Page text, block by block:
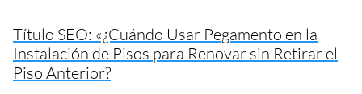
Título SEO: «¿Cuándo Usar Pegamento en la
Instalación de Pisos para Renovar sin Retirar el
Piso Anterior?